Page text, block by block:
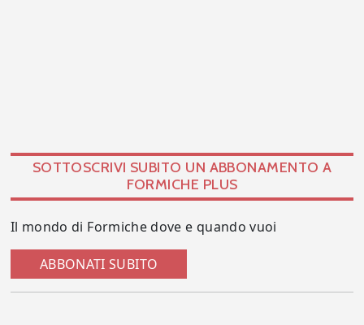
SOTTOSCRIVI SUBITO UN ABBONAMENTO A
FORMICHE PLUS
Il mondo di Formiche dove e quando vuoi
ABBONATI SUBITO